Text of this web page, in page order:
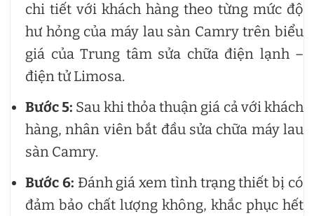
chi tiết với khách hàng theo từng mức độ
hư hỏng của máy lau sàn Camry trên biểu
giá của Trung tâm sửa chữa điện lạnh –
điện tử Limosa.
Bước 5: Sau khi thỏa thuận giá cả với khách
hàng, nhân viên bắt đầu sửa chữa máy lau
sàn Camry.
Bước 6: Đánh giá xem tình trạng thiết bị có
đảm bảo chất lượng không, khắc phục hết